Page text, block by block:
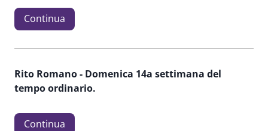
Continua
Rito Romano - Domenica 14a settimana del
tempo ordinario.
Continua